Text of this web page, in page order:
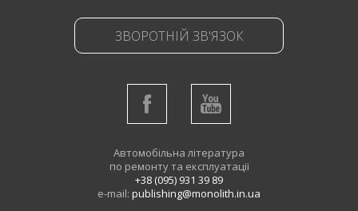
ЗВОРОТНІЙ ЗВ'ЯЗОК
Автомобільна література
по ремонту та експлуатації
+38 (095) 931 39 89
e-mail: publishing@monolith.in.ua